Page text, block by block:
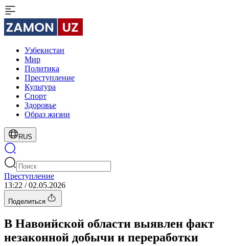
Узбекистан
Мир
Политика
Преступление
Культура
Спорт
Здоровье
Образ жизни
RUS
Преступление
13:22 / 02.05.2026
Поделиться
В Навоийской области выявлен факт
незаконной добычи и переработки